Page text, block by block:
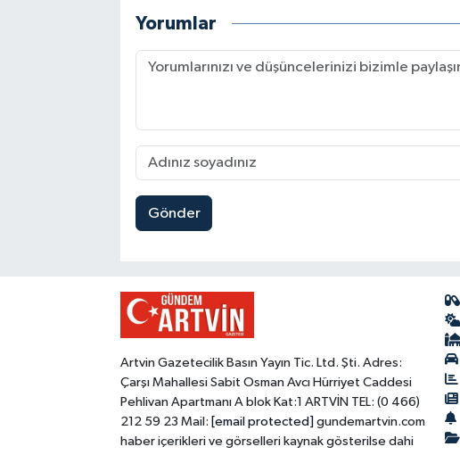
Yorumlar
Gönder
Artvin Gazetecilik Basın Yayın Tic. Ltd. Şti. Adres:
Çarşı Mahallesi Sabit Osman Avcı Hürriyet Caddesi
Pehlivan Apartmanı A blok Kat:1 ARTVİN TEL: (0 466)
212 59 23 Mail: [email protected] gundemartvin.com
haber içerikleri ve görselleri kaynak gösterilse dahi